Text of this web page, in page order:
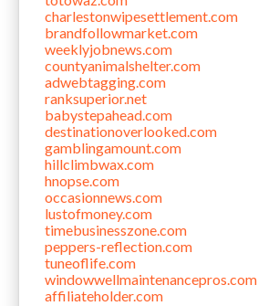
charlestonwipesettlement.com
brandfollowmarket.com
weeklyjobnews.com
countyanimalshelter.com
adwebtagging.com
ranksuperior.net
babystepahead.com
destinationoverlooked.com
gamblingamount.com
hillclimbwax.com
hnopse.com
occasionnews.com
lustofmoney.com
timebusinesszone.com
peppers-reflection.com
tuneoflife.com
windowwellmaintenancepros.com
affiliateholder.com